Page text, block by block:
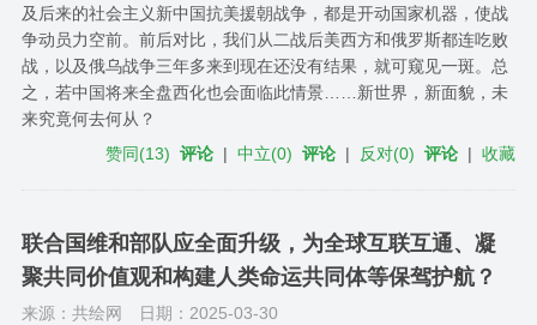
及后来的社会主义新中国抗美援朝战争，都是开动国家机器，使战
争动员力空前。前后对比，我们从二战后美西方和俄罗斯都​连吃败
战，以及俄乌战争三年多来到现在还没有结果，就可窥见一斑​。总
之，若中国将来全盘西化也会面临此情景……新世界，新面貌，未
来究竟何去何从？
赞同(13) 评论 |中立(0) 评论 | 反对(0) 评论 |收藏
联合国维和部队应全面升级，为全球互联互通、凝
聚共同价值观和构建人类命运共同体等保驾护航？
来源：共绘网 日期：2025-03-30